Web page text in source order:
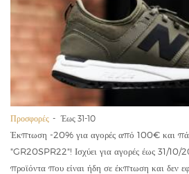
Προσφορές Έως 31-10
Έκπτωση -20% για αγορές από 100€ και
"GR20SPR22"! Ισχύει για αγορές έως 31/10/
προϊόντα που είναι ήδη σε έκπτωση και δεν